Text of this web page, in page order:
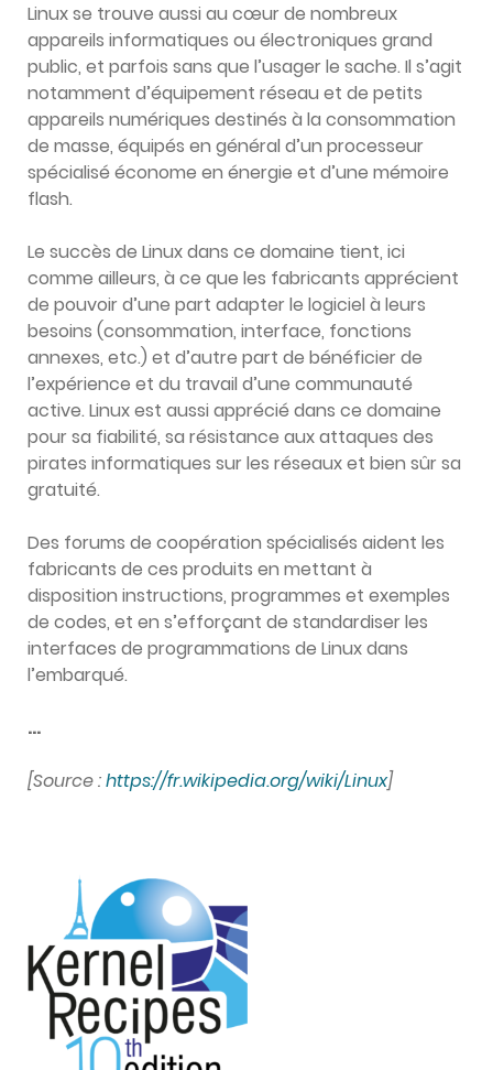
Linux se trouve aussi au cœur de nombreux
appareils informatiques ou électroniques grand
public, et parfois sans que l’usager le sache. Il s’agit
notamment d’équipement réseau et de petits
appareils numériques destinés à la consommation
de masse, équipés en général d’un processeur
spécialisé économe en énergie et d’une mémoire
flash.
Le succès de Linux dans ce domaine tient, ici
comme ailleurs, à ce que les fabricants apprécient
de pouvoir d’une part adapter le logiciel à leurs
besoins (consommation, interface, fonctions
annexes, etc.) et d’autre part de bénéficier de
l’expérience et du travail d’une communauté
active. Linux est aussi apprécié dans ce domaine
pour sa fiabilité, sa résistance aux attaques des
pirates informatiques sur les réseaux et bien sûr sa
gratuité.
Des forums de coopération spécialisés aident les
fabricants de ces produits en mettant à
disposition instructions, programmes et exemples
de codes, et en s’efforçant de standardiser les
interfaces de programmations de Linux dans
l’embarqué.
…
[Source :https://fr.wikipedia.org/wiki/Linux]